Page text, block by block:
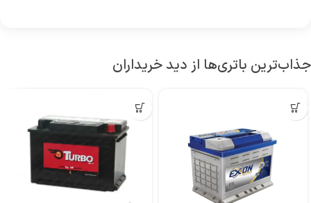
جذاب‌ترین باتری‌ها از دید خریداران